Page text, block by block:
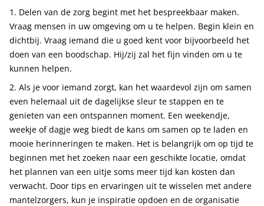
1. Delen van de zorg begint met het bespreekbaar maken.
Vraag mensen in uw omgeving om u te helpen. Begin klein en
dichtbij. Vraag iemand die u goed kent voor bijvoorbeeld het
doen van een boodschap. Hij/zij zal het fijn vinden om u te
kunnen helpen.
2. Als je voor iemand zorgt, kan het waardevol zijn om samen
even helemaal uit de dagelijkse sleur te stappen en te
genieten van een ontspannen moment. Een weekendje,
weekje of dagje weg biedt de kans om samen op te laden en
mooie herinneringen te maken. Het is belangrijk om op tijd te
beginnen met het zoeken naar een geschikte locatie, omdat
het plannen van een uitje soms meer tijd kan kosten dan
verwacht. Door tips en ervaringen uit te wisselen met andere
mantelzorgers, kun je inspiratie opdoen en de organisatie